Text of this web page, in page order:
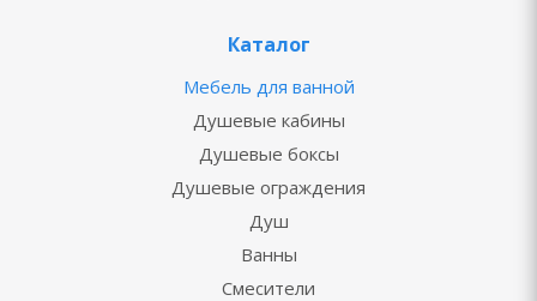
Каталог
Мебель для ванной
Душевые кабины
Душевые боксы
Душевые ограждения
Душ
Ванны
Смесители